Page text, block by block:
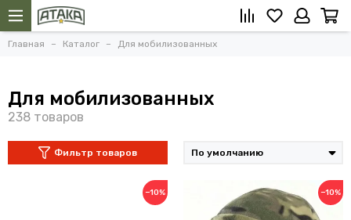
Главная Каталог Для мобилизованных
Для мобилизованных
Фильтр товаров
−10% −10%